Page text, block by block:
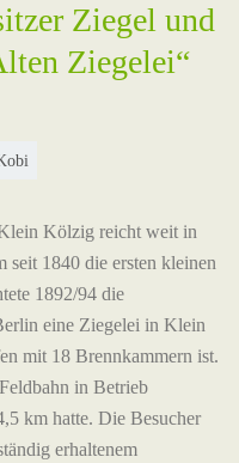
Ziegel und
Ziegelei“
Kölzig reicht weit in
seit 1840 die ersten kleinen
1892/94 die
eine Ziegelei in Klein
mit 18 Brennkammern ist.
in Betrieb
km hatte. Die Besucher
erhaltenem